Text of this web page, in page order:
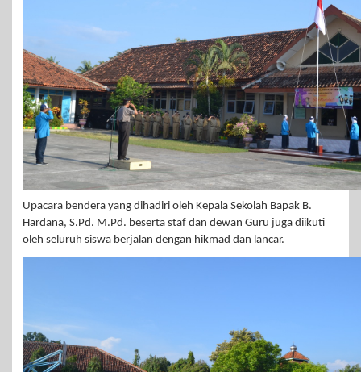
Upacara bendera yang dihadiri oleh Kepala Sekolah Bapak B.
Hardana, S.Pd. M.Pd. beserta staf dan dewan Guru juga diikuti
oleh seluruh siswa berjalan dengan hikmad dan lancar.